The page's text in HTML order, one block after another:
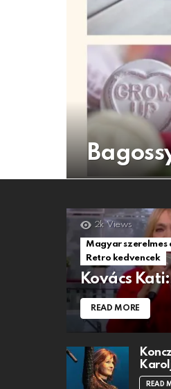
2k Views
Magyar szerelmes
Retro kedvencek
Kovács
READ MORE
READ